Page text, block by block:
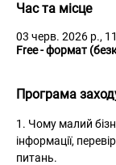
Час та місце
03 черв. 2026 р.,
Free - формат
Програма
1. Чому малий
інформації,
питань.